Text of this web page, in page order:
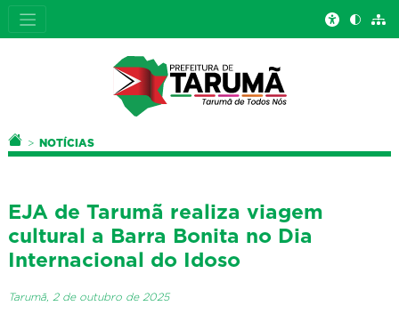
Você está aqui:
PÁGINA INICIAL
NOTÍCIAS
EJA de Tarumã realiza viagem
cultural a Barra Bonita no Dia
Internacional do Idoso
Tarumã, 2 de outubro de 2025